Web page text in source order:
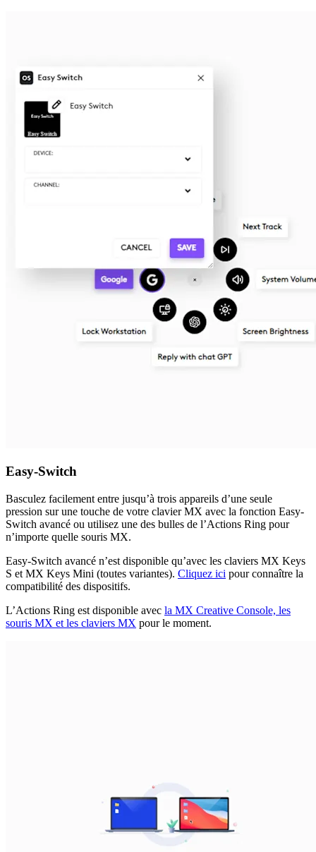
Easy-Switch
Basculez facilement entre jusqu’à trois appareils d’une seule
pression sur une touche de votre clavier MX avec la fonction Easy-
Switch avancé ou utilisez une des bulles de l’Actions Ring pour
n’importe quelle souris MX.
Easy-Switch avancé n’est disponible qu’avec les claviers MX Keys
S et MX Keys Mini (toutes variantes). Cliquez ici pour connaître la
compatibilité des dispositifs.
L’Actions Ring est disponible avec la MX Creative Console, les
souris MX et les claviers MX pour le moment.